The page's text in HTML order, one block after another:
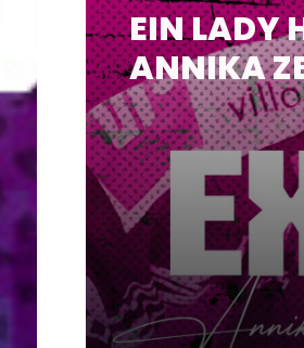
EIN LADY
ANNIKA